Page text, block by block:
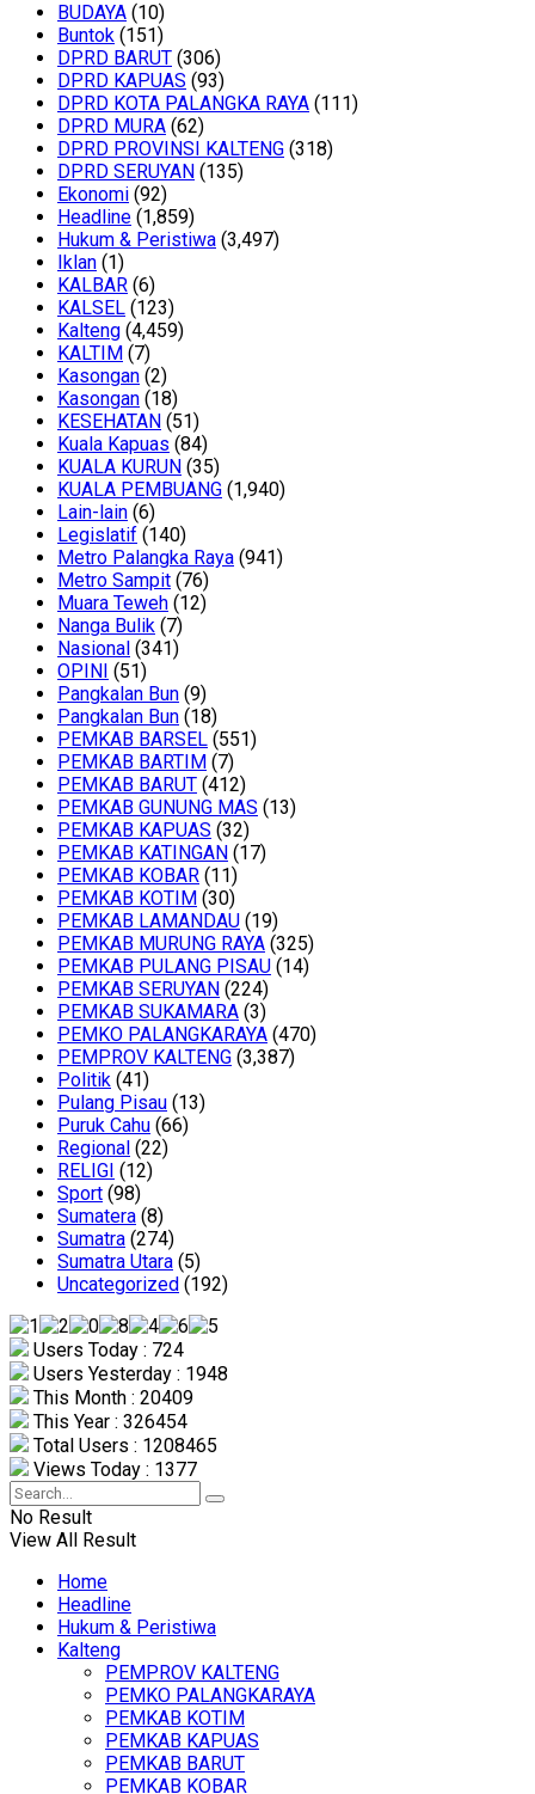
BUDAYA (10)
Buntok (151)
DPRD BARUT (306)
DPRD KAPUAS (93)
DPRD KOTA PALANGKA RAYA (111)
DPRD MURA (62)
DPRD PROVINSI KALTENG (318)
DPRD SERUYAN (135)
Ekonomi (92)
Headline (1,859)
Hukum & Peristiwa (3,497)
Iklan (1)
KALBAR (6)
KALSEL (123)
Kalteng (4,459)
KALTIM (7)
Kasongan (2)
Kasongan (18)
KESEHATAN (51)
Kuala Kapuas (84)
KUALA KURUN (35)
KUALA PEMBUANG (1,940)
Lain-lain (6)
Legislatif (140)
Metro Palangka Raya (941)
Metro Sampit (76)
Muara Teweh (12)
Nanga Bulik (7)
Nasional (341)
OPINI (51)
Pangkalan Bun (9)
Pangkalan Bun (18)
PEMKAB BARSEL (551)
PEMKAB BARTIM (7)
PEMKAB BARUT (412)
PEMKAB GUNUNG MAS (13)
PEMKAB KAPUAS (32)
PEMKAB KATINGAN (17)
PEMKAB KOBAR (11)
PEMKAB KOTIM (30)
PEMKAB LAMANDAU (19)
PEMKAB MURUNG RAYA (325)
PEMKAB PULANG PISAU (14)
PEMKAB SERUYAN (224)
PEMKAB SUKAMARA (3)
PEMKO PALANGKARAYA (470)
PEMPROV KALTENG (3,387)
Politik (41)
Pulang Pisau (13)
Puruk Cahu (66)
Regional (22)
RELIGI (12)
Sport (98)
Sumatera (8)
Sumatra (274)
Sumatra Utara (5)
Uncategorized (192)
Users Today : 724
Users Yesterday : 1948
This Month : 20409
This Year : 326454
Total Users : 1208465
Views Today : 1377
No Result
View All Result
Home
Headline
Hukum & Peristiwa
Kalteng
PEMPROV KALTENG
PEMKO PALANGKARAYA
PEMKAB KOTIM
PEMKAB KAPUAS
PEMKAB BARUT
PEMKAB KOBAR